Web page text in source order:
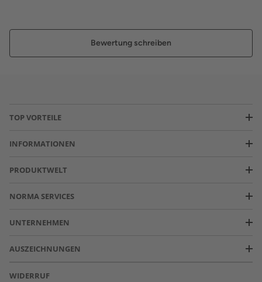
Bewertung schreiben
TOP VORTEILE
INFORMATIONEN
PRODUKTWELT
NORMA SERVICES
UNTERNEHMEN
AUSZEICHNUNGEN
WIDERRUF